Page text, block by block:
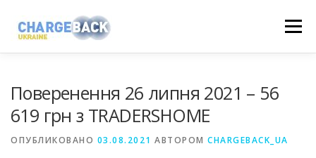
Меню
Поверенення 26 липня 2021 – 56
619 грн з TRADERSHOME
ОПУБЛИКОВАНО 03.08.2021 АВТОРОМ CHARGEBACK_UA